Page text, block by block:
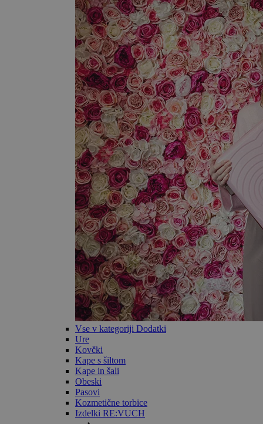
Vse v kategoriji Dodatki
Ure
Kovčki
Kape s šiltom
Kape in šali
Obeski
Pasovi
Kozmetične torbice
Izdelki RE:VUCH